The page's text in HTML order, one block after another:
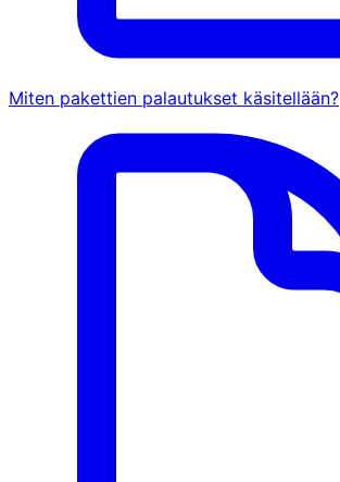
Miten pakettien palautukset käsitellään?